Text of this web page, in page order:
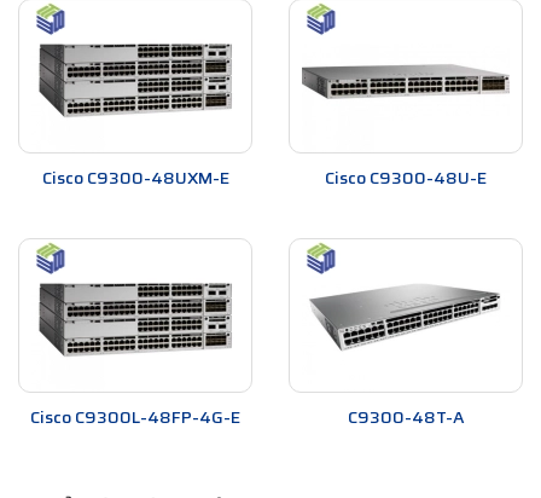
Cisco C9300-48UXM-E Cisco C9300-48U-E
Cisco C9300L-48FP-4G-E C9300-48T-A